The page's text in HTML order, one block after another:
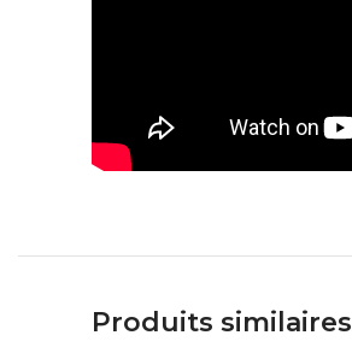
Produits similaires